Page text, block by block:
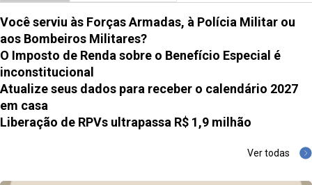
Você serviu às Forças Armadas, à Polícia Militar ou
aos Bombeiros Militares?
O Imposto de Renda sobre o Benefício Especial é
inconstitucional
Atualize seus dados para receber o calendário 2027
em casa
Liberação de RPVs ultrapassa R$ 1,9 milhão
Ver todas